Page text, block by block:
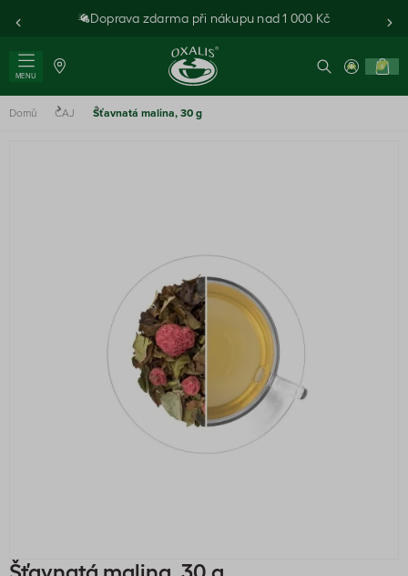
Doprava zdarma při nákupu nad 1 000 Kč
MENU
0
Domů ČAJ Šťavnatá malina, 30 g